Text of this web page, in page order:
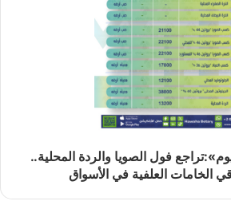
فول الصويا والردة المحلية..
الخامات العلفية في الأسواق